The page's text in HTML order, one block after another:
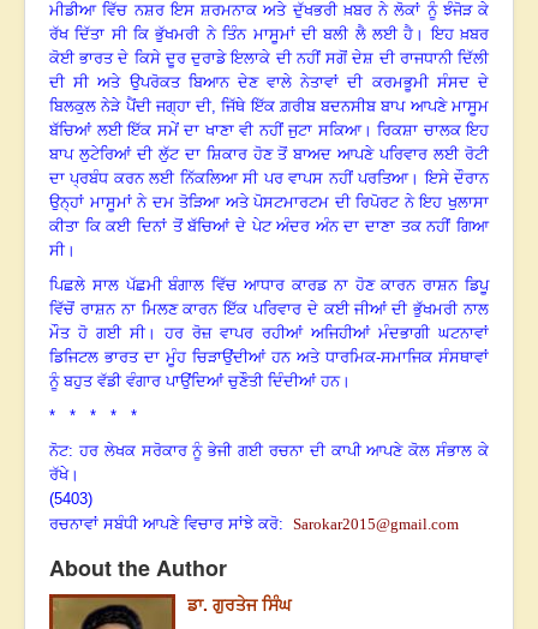
ਮੀਡੀਆ ਵਿੱਚ ਨਸ਼ਰ ਇਸ ਸ਼ਰਮਨਾਕ ਅਤੇ ਦੁੱਖਭਰੀ ਖ਼ਬਰ ਨੇ ਲੋਕਾਂ ਨੂੰ ਝੰਜੋੜ ਕੇ
ਰੱਖ ਦਿੱਤਾ ਸੀ ਕਿ ਭੁੱਖਮਰੀ ਨੇ ਤਿੰਨ ਮਾਸੂਮਾਂ ਦੀ ਬਲੀ ਲੈ ਲਈ ਹੈ ।ਇਹ ਖ਼ਬਰ
ਕੋਈ ਭਾਰਤ ਦੇ ਕਿਸੇ ਦੂਰ ਦੁਰਾਡੇ ਇਲਾਕੇ ਦੀ ਨਹੀਂ ਸਗੋਂ ਦੇਸ਼ ਦੀ ਰਾਜਧਾਨੀ ਦਿੱਲੀ
ਦੀ ਸੀ ਅਤੇ ਉਪਰੋਕਤ ਬਿਆਨ ਦੇਣ ਵਾਲੇ ਨੇਤਾਵਾਂ ਦੀ ਕਰਮਭੂਮੀ ਸੰਸਦ ਦੇ
ਬਿਲਕੁਲ ਨੇੜੇ ਪੈਂਦੀ ਜਗ੍ਹਾ ਦੀ,ਜਿੱਥੇ ਇੱਕ ਗ਼ਰੀਬ ਬਦਨਸੀਬ ਬਾਪ ਆਪਣੇ ਮਾਸੂਮ
ਬੱਚਿਆਂ ਲਈ ਇੱਕ ਸਮੇਂ ਦਾ ਖਾਣਾ ਵੀ ਨਹੀਂ ਜੁਟਾ ਸਕਿਆ। ਰਿਕਸ਼ਾ ਚਾਲਕ ਇਹ
ਬਾਪ ਲੁਟੇਰਿਆਂ ਦੀ ਲੁੱਟ ਦਾ ਸ਼ਿਕਾਰ ਹੋਣ ਤੋਂ ਬਾਅਦ ਆਪਣੇ ਪਰਿਵਾਰ ਲਈ ਰੋਟੀ
ਦਾ ਪ੍ਰਬੰਧ ਕਰਨ ਲਈ ਨਿੱਕਲਿਆ ਸੀ ਪਰ ਵਾਪਸ ਨਹੀਂ ਪਰਤਿਆ।ਇਸੇ ਦੌਰਾਨ
ਉਨ੍ਹਾਂ ਮਾਸੂਮਾਂ ਨੇ ਦਮ ਤੋੜਿਆ ਅਤੇ ਪੋਸਟਮਾਰਟਮ ਦੀ ਰਿਪੋਰਟ ਨੇ ਇਹ ਖੁਲਾਸਾ
ਕੀਤਾ ਕਿ ਕਈ ਦਿਨਾਂ ਤੋਂ ਬੱਚਿਆਂ ਦੇ ਪੇਟ ਅੰਦਰ ਅੰਨ ਦਾ ਦਾਣਾ ਤਕ ਨਹੀਂ ਗਿਆ
ਸੀ।
ਪਿਛਲੇ ਸਾਲ ਪੱਛਮੀ ਬੰਗਾਲ ਵਿੱਚ ਆਧਾਰ ਕਾਰਡ ਨਾ ਹੋਣ ਕਾਰਨ ਰਾਸ਼ਨ ਡਿਪੂ
ਵਿੱਚੋਂ ਰਾਸ਼ਨ ਨਾ ਮਿਲਣ ਕਾਰਨ ਇੱਕ ਪਰਿਵਾਰ ਦੇ ਕਈ ਜੀਆਂ ਦੀ ਭੁੱਖਮਰੀ ਨਾਲ
ਮੌਤ ਹੋ ਗਈ ਸੀ। ਹਰ ਰੋਜ਼ ਵਾਪਰ ਰਹੀਆਂ ਅਜਿਹੀਆਂ ਮੰਦਭਾਗੀ ਘਟਨਾਵਾਂ
ਡਿਜਿਟਲ ਭਾਰਤ ਦਾ ਮੂੰਹ ਚਿੜਾਉਂਦੀਆਂ ਹਨ ਅਤੇ ਧਾਰਮਿਕ-ਸਮਾਜਿਕ ਸੰਸਥਾਵਾਂ
ਨੂੰ ਬਹੁਤ ਵੱਡੀ ਵੰਗਾਰ ਪਾਉਂਦਿਆਂ ਚੁਣੌਤੀ ਦਿੰਦੀਆਂ ਹਨ।
* * * * *
ਨੋਟ: ਹਰ ਲੇਖਕ ਸਰੋਕਾਰ ਨੂੰ ਭੇਜੀ ਗਈ ਰਚਨਾ ਦੀ ਕਾਪੀ ਆਪਣੇ ਕੋਲ ਸੰਭਾਲ ਕੇ
ਰੱਖੇ।
(5403)
ਰਚਨਾਵਾਂ ਸਬੰਧੀ ਆਪਣੇ ਵਿਚਾਰ ਸਾਂਝੇ ਕਰੋ: Sarokar2015@gmail.com
About the Author
ਡਾ. ਗੁਰਤੇਜ ਸਿੰਘ